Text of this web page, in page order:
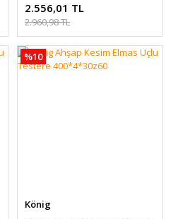
2.556,01 TL
2.960,98 TL
%10
König